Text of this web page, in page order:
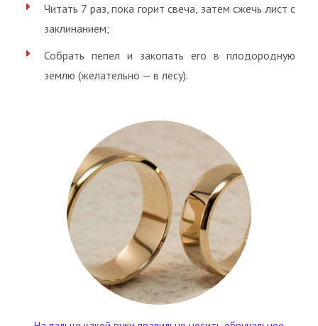
Читать 7 раз, пока горит свеча, затем сжечь лист с
заклинанием;
Собрать пепел и закопать его в плодородную
землю (желательно — в лесу).